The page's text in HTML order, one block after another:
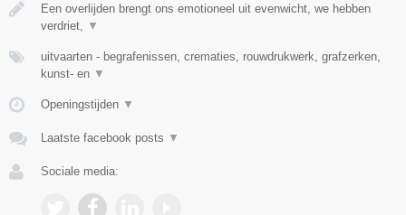
Een overlijden brengt ons emotioneel uit evenwicht, we hebben
verdriet,
▼
uitvaarten - begrafenissen, crematies, rouwdrukwerk, grafzerken,
kunst- en ▼
Openingstijden ▼
Laatste facebook posts ▼
Sociale media: